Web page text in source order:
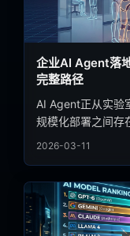
企业AI Agent落
完整路径
AI Agent正从实验
规模化部署之间存
2026-03-11